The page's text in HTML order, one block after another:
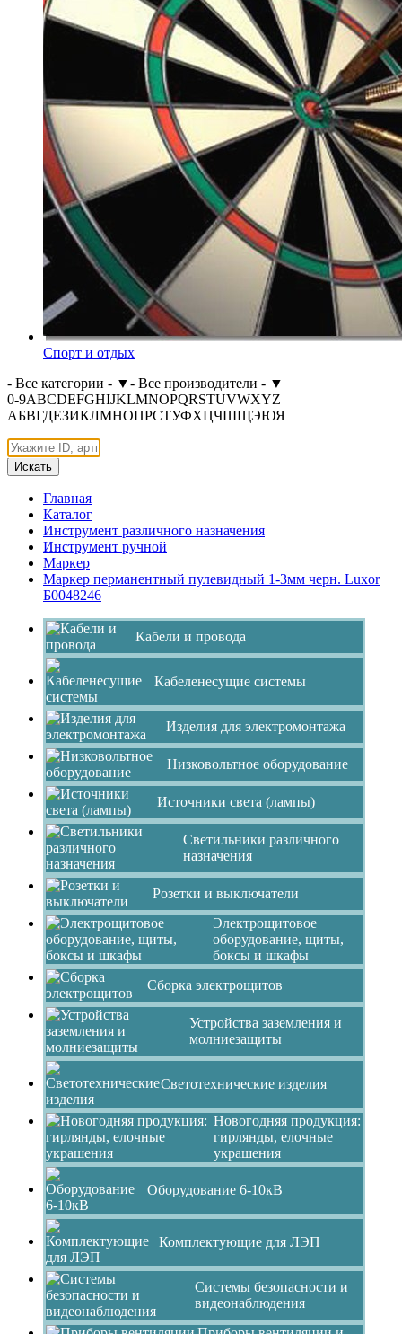
Спорт и отдых
- Все категории - ▼- Все производители - ▼
0-9ABCDEFGHIJKLMNOPQRSTUVWXYZ
АБВГДЕЗИКЛМНОПРСТУФХЦЧШЩЭЮЯ
Искать
Главная
Каталог
Инструмент различного назначения
Инструмент ручной
Маркер
Маркер перманентный пулевидный 1-3мм черн. Luxor
Б0048246
Кабели и провода
Кабеленесущие системы
Изделия для электромонтажа
Низковольтное оборудование
Источники света (лампы)
Светильники различного
назначения
Розетки и выключатели
Электрощитовое
оборудование, щиты,
боксы и шкафы
Сборка электрощитов
Устройства заземления и
молниезащиты
Светотехнические изделия
Новогодняя продукция:
гирлянды, елочные
украшения
Оборудование 6-10кВ
Комплектующие для ЛЭП
Системы безопасности и
видеонаблюдения